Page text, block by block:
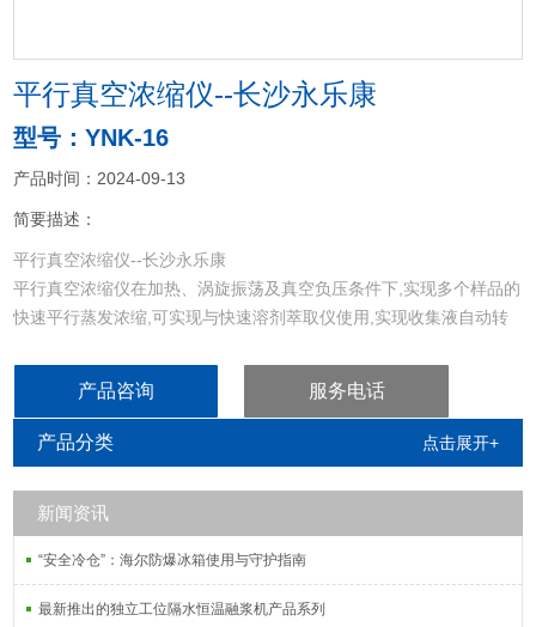
平行真空浓缩仪--长沙永乐康
型号：YNK-16
产品时间：2024-09-13
简要描述：
平行真空浓缩仪--长沙永乐康
平行真空浓缩仪在加热、涡旋振荡及真空负压条件下,实现多个样品的
快速平行蒸发浓缩,可实现与快速溶剂萃取仪使用,实现收集液自动转
产品咨询 服务电话
产品分类 点击展开+
新闻资讯
“安全冷仓”：海尔防爆冰箱使用与守护指南
最新推出的独立工位隔水恒温融浆机产品系列